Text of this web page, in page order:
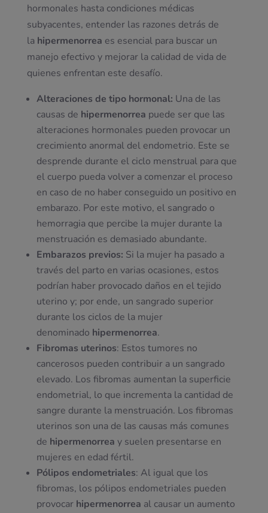
hormonales hasta condiciones médicas
subyacentes, entender las razones detrás de
la hipermenorrea es esencial para buscar un
manejo efectivo y mejorar la calidad de vida de
quienes enfrentan este desafío.
Alteraciones de tipo hormonal: Una de las
causas de hipermenorrea puede ser que las
alteraciones hormonales pueden provocar un
crecimiento anormal del endometrio. Este se
desprende durante el ciclo menstrual para que
el cuerpo pueda volver a comenzar el proceso
en caso de no haber conseguido un positivo en
embarazo. Por este motivo, el sangrado o
hemorragia que percibe la mujer durante la
menstruación es demasiado abundante.
Embarazos previos: Si la mujer ha pasado a
través del parto en varias ocasiones, estos
podrían haber provocado daños en el tejido
uterino y; por ende, un sangrado superior
durante los ciclos de la mujer
denominado hipermenorrea.
Fibromas uterinos: Estos tumores no
cancerosos pueden contribuir a un sangrado
elevado. Los fibromas aumentan la superficie
endometrial, lo que incrementa la cantidad de
sangre durante la menstruación. Los fibromas
uterinos son una de las causas más comunes
de hipermenorrea y suelen presentarse en
mujeres en edad fértil.
Pólipos endometriales: Al igual que los
fibromas, los pólipos endometriales pueden
provocar hipermenorrea al causar un aumento